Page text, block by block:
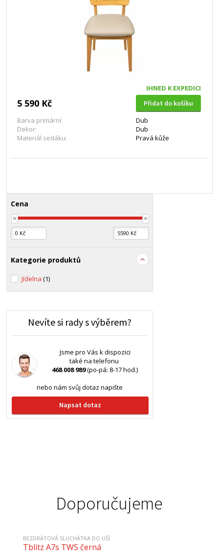
IHNED K EXPEDICI
5 590 Kč
Přidat do košíku
Barva primární:
Dub
Dekor:
Dub
Materiál sedáku:
Pravá kůže
Cena
Kategorie produktů
Jídelna(1)
Nevíte si rady s výběrem?
Jsme pro Vás k dispozici
také na telefonu
468 008 989(po-pá: 8-17 hod.)
nebo nám svůj dotaz napište
Napsat dotaz
Doporučujeme
BEZDRÁTOVÁ SLUCHÁTKA DO UŠÍ
Tblitz A7s TWS černá